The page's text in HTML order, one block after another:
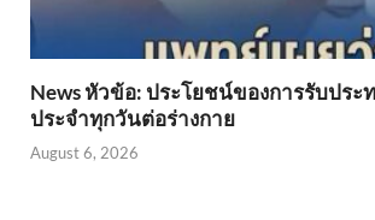
News หัวข้อ: ประโยชน์ของการรับปร
ประจำทุกวันต่อร่างกาย
August 6, 2026